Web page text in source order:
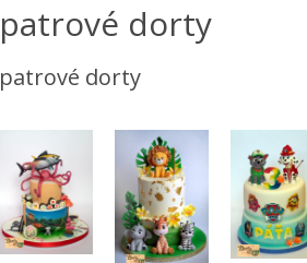
patrové dorty
patrové dorty